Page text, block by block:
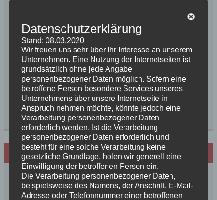
Name, E-Mail-Adresse und Website in diesem
Browser für meinen nächsten Kommentar
speichern.
Hundezucht mit Herz
Datenschutzerklärung
Stand: 08.03.2020
Wir freuen uns sehr über Ihr Interesse an unserem
Unternehmen. Eine Nutzung der Internetseiten ist
grundsätzlich ohne jede Angabe
personenbezogener Daten möglich. Sofern eine
betroffene Person besondere Services unseres
Unternehmens über unsere Internetseite in
Anspruch nehmen möchte, könnte jedoch eine
Verarbeitung personenbezogener Daten
erforderlich werden. Ist die Verarbeitung
personenbezogener Daten erforderlich und
besteht für eine solche Verarbeitung keine
gesetzliche Grundlage, holen wir generell eine
Einwilligung der betroffenen Person ein.
Die Verarbeitung personenbezogener Daten,
beispielsweise des Namens, der Anschrift, E-Mail-
Adresse oder Telefonnummer einer betroffenen